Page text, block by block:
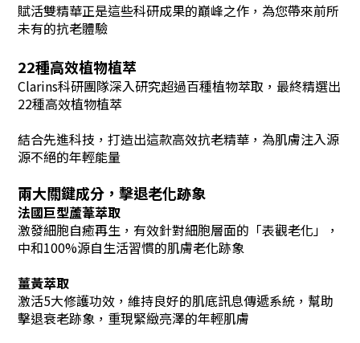
賦活雙精華正是這些科研成果的巔峰之作，為您帶來前所
未有的抗老體驗
22種高效植物植萃
Clarins科研團隊深入研究超過百種植物萃取，最終精選出
22種高效植物植萃
結合先進科技，打造出這款高效抗老精華，為肌膚注入源
源不絕的年輕能量
兩大關鍵成分，擊退老化跡象
法國巨型蘆葦萃取
激發細胞自癒再生，有效針對細胞層面的「表觀老化」，
中和100%源自生活習慣的肌膚老化跡象
薑黃萃取
激活5大修護功效，維持良好的肌底訊息傳遞系統，幫助
擊退衰老跡象，重現緊緻亮澤的年輕肌膚